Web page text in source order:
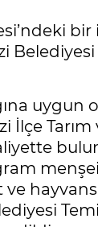
uygun
İlçe Tarım
ve